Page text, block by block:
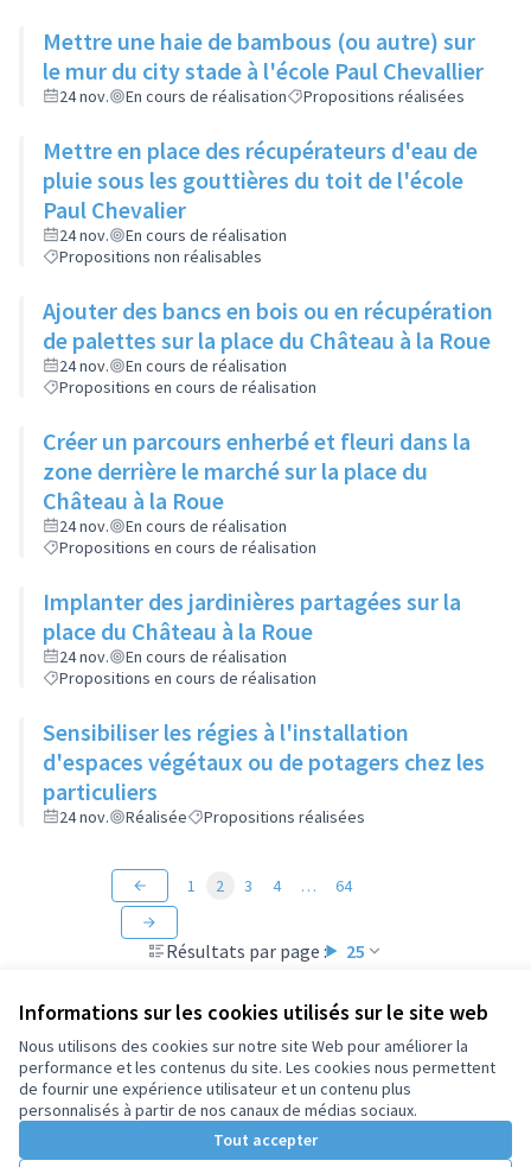
Informations sur les cookies utilisés sur le site web
Nous utilisons des cookies sur notre site Web pour améliorer la
performance et les contenus du site. Les cookies nous permettent
de fournir une expérience utilisateur et un contenu plus
personnalisés à partir de nos canaux de médias sociaux.
Tout accepter
Mettre une haie de bambous (ou autre) sur
le mur du city stade à l'école Paul Chevallier
24 nov. En cours de réalisation Propositions réalisées
Mettre en place des récupérateurs d'eau de
pluie sous les gouttières du toit de l'école
Paul Chevalier
24 nov.
En cours de réalisation
Propositions non réalisables
Ajouter des bancs en bois ou en récupération
de palettes sur la place du Château à la Roue
24 nov.
En cours de réalisation
Propositions en cours de réalisation
Créer un parcours enherbé et fleuri dans la
zone derrière le marché sur la place du
Château à la Roue
24 nov.
En cours de réalisation
Propositions en cours de réalisation
Implanter des jardinières partagées sur la
place du Château à la Roue
24 nov.
En cours de réalisation
Propositions en cours de réalisation
Sensibiliser les régies à l'installation
d'espaces végétaux ou de potagers chez les
particuliers
24 nov. Réalisée Propositions réalisées
Résultats par page : 25
1 2 3 4 … 64
Conditions d'utilisation
Paramètres des cookies